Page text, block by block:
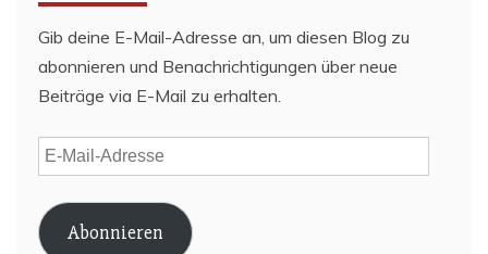
Gib deine E-Mail-Adresse an, um diesen Blog zu
abonnieren und Benachrichtigungen über neue
Beiträge via E-Mail zu erhalten.
E-
Mail-
Adresse
Abonnieren